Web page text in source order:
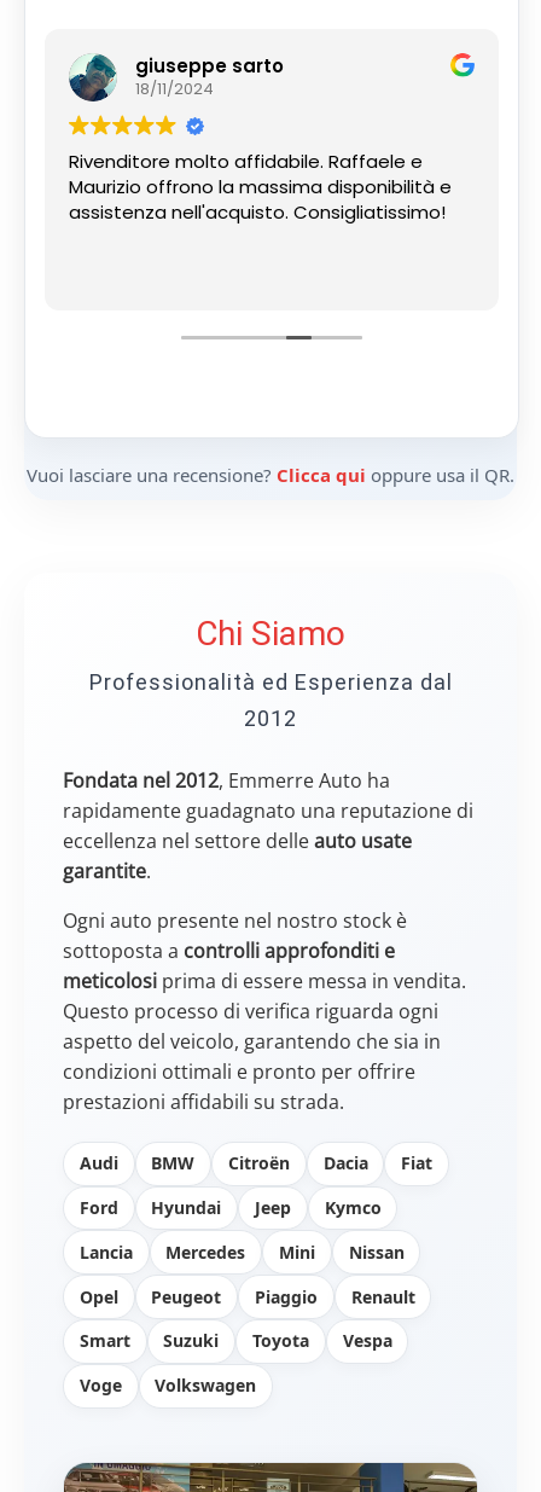
giuseppe sarto
18/11/2024
Rivenditore molto affidabile. Raffaele e
Maurizio offrono la massima disponibilità e
assistenza nell'acquisto. Consigliatissimo!
Vuoi lasciare una recensione? Clicca qui oppure usa il QR.
Chi Siamo
Professionalità ed Esperienza dal
2012
Fondata nel 2012, Emmerre Auto ha
rapidamente guadagnato una reputazione di
eccellenza nel settore delleauto usate
garantite.
Ogni auto presente nel nostro stock è
sottoposta a controlli approfonditi e
meticolosi prima di essere messa in vendita.
Questo processo di verifica riguarda ogni
aspetto del veicolo, garantendo che sia in
condizioni ottimali e pronto per offrire
prestazioni affidabili su strada.
Audi BMW Citroën Dacia
Fiat
Ford
Hyundai Jeep
Kymco
Lancia
Mercedes Mini
Nissan
Opel
Peugeot Piaggio
Renault
Smart
Suzuki Toyota
Vespa
Voge
Volkswagen